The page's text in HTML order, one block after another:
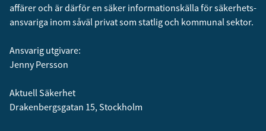
affärer och är därför en säker informationskälla för säkerhets­
ansvariga inom såväl privat som statlig och kommunal sektor.
Ansvarig utgivare:
Jenny Persson
Aktuell Säkerhet
Drakenbergsgatan 15, Stockholm